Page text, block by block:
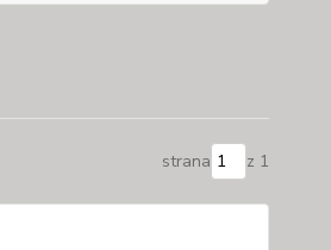
strana z 1